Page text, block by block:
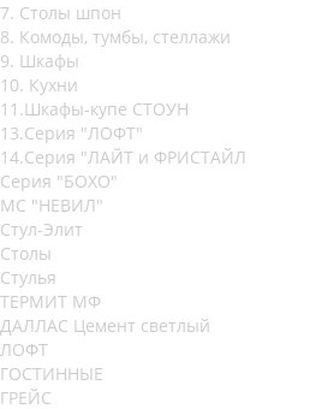
7. Столы шпон
8. Комоды, тумбы, стеллажи
9. Шкафы
10. Кухни
11.Шкафы-купе СТОУН
13.Серия "ЛОФТ"
14.Серия "ЛАЙТ и ФРИСТАЙЛ
Серия "БОХО"
МС "НЕВИЛ"
Стул-Элит
Столы
Стулья
ТЕРМИТ МФ
ДАЛЛАС Цемент светлый
ЛОФТ
ГОСТИННЫЕ
ГРЕЙС